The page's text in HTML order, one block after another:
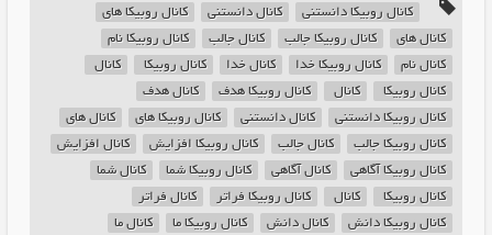
کانال روبیکا دانستنی کانال دانستنی
کانال روبیکا های
کانال های
کانال روبیکا جالب کانال جالب
کانال روبیکا نام
کانال نام
کانال روبیکا خدا کانال خدا کانال روبیکا ‌
کانال ‌
کانال روبیکا ‌‌‌
کانال ‌‌‌ کانال روبیکا هدف
کانال هدف
کانال روبیکا دانستنی
کانال دانستنی کانال روبیکا های
کانال های
کانال روبیکا جالب
کانال جالب کانال روبیکا افزایش
کانال افزایش
کانال روبیکا آگاهی
کانال آگاهی کانال روبیکا شما
کانال شما
کانال روبیکا ‌
کانال ‌ کانال روبیکا فراتر
کانال فراتر
کانال روبیکا دانش
کانال دانش کانال روبیکا ما
کانال ما